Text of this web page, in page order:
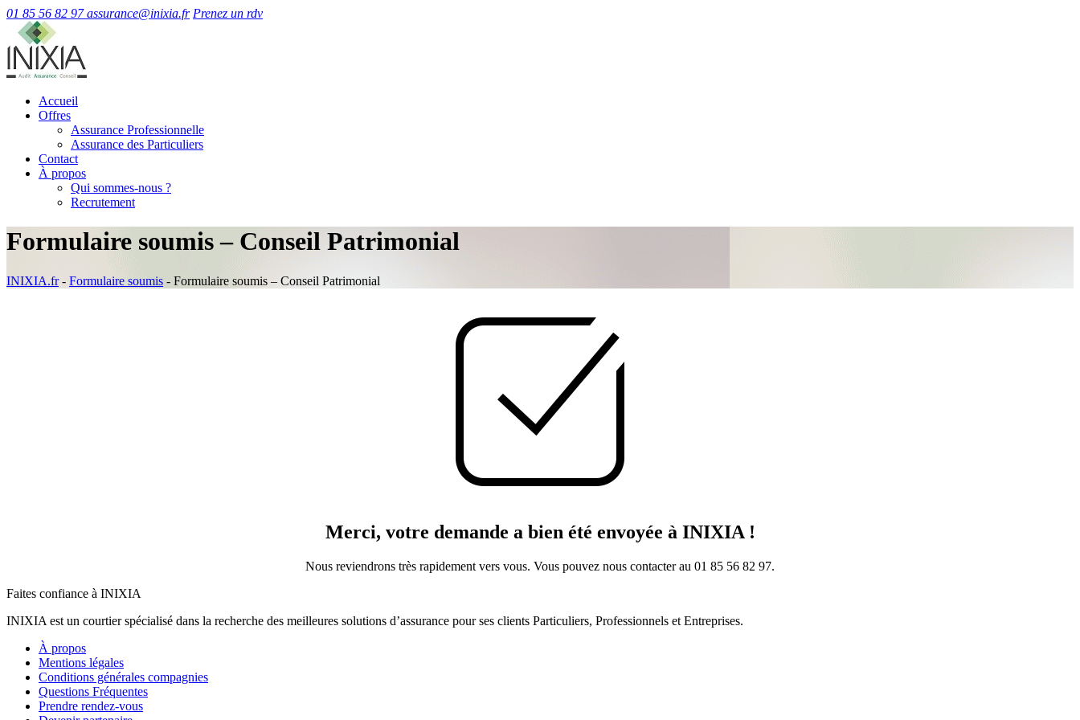
01 85 56 82 97 assurance@inixia.fr Prenez un rdv
Accueil
Offres
Assurance Professionnelle
Assurance des Particuliers
Contact
À propos
Qui sommes-nous ?
Recrutement
Formulaire soumis – Conseil Patrimonial
INIXIA.fr- Formulaire soumis - Formulaire soumis – Conseil Patrimonial
Merci, votre demande a bien été envoyée à INIXIA !
Nous reviendrons très rapidement vers vous. Vous pouvez nous contacter au 01 85 56 82 97.
Faites confiance à INIXIA
INIXIA est un courtier spécialisé dans la recherche des meilleures solutions d’assurance pour ses clients Particuliers, Professionnels et Entreprises.
À propos
Mentions légales
Conditions générales compagnies
Questions Fréquentes
Prendre rendez-vous